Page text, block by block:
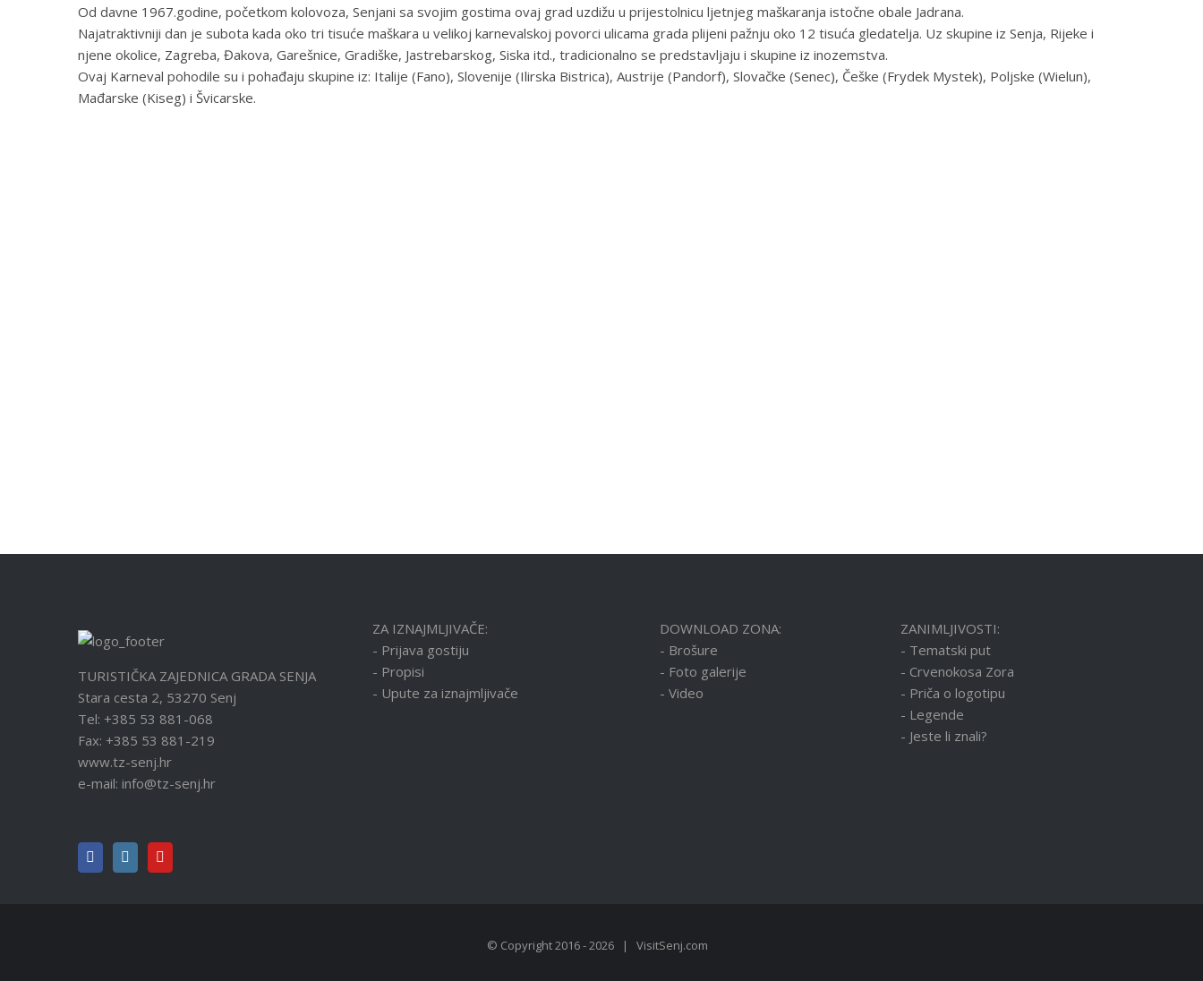
Od davne 1967.godine, početkom kolovoza, Senjani sa svojim gostima ovaj grad uzdižu u prijestolnicu ljetnjeg maškaranja istočne obale Jadrana.
Najatraktivniji dan je subota kada oko tri tisuće maškara u velikoj karnevalskoj povorci ulicama grada plijeni pažnju oko 12 tisuća gledatelja. Uz skupine iz Senja, Rijeke i
njene okolice, Zagreba, Đakova, Garešnice, Gradiške, Jastrebarskog, Siska itd., tradicionalno se predstavljaju i skupine iz inozemstva.
Ovaj Karneval pohodile su i pohađaju skupine iz: Italije (Fano), Slovenije (Ilirska Bistrica), Austrije (Pandorf), Slovačke (Senec), Češke (Frydek Mystek), Poljske (Wielun),
Mađarske (Kiseg) i Švicarske.
TURISTIČKA ZAJEDNICA GRADA SENJA
Stara cesta 2, 53270 Senj
Tel: +385 53 881-068
Fax: +385 53 881-219
www.tz-senj.hr
e-mail: info@tz-senj.hr
ZA IZNAJMLJIVAČE:
- Prijava gostiju
- Propisi
- Upute za iznajmljivače
DOWNLOAD ZONA:
- Brošure
- Foto galerije
- Video
ZANIMLJIVOSTI:
- Tematski put
- Crvenokosa Zora
- Priča o logotipu
- Legende
- Jeste li znali?
© Copyright 2016 -2026 | VisitSenj.com